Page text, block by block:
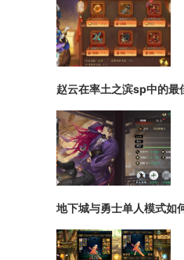
赵云在率土之滨sp中的最
地下城与勇士单人模式如